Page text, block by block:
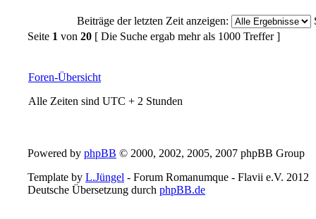
Beiträge der letzten Zeit anzeigen:
Seite 1 von 20 [ Die Suche ergab mehr als 1000 Treffer ]
Foren-Übersicht
Alle Zeiten sind UTC + 2 Stunden
Powered by phpBB © 2000, 2002, 2005, 2007 phpBB Group
Template by L.Jüngel - Forum Romanumque - Flavii e.V. 2012
Deutsche Übersetzung durch phpBB.de